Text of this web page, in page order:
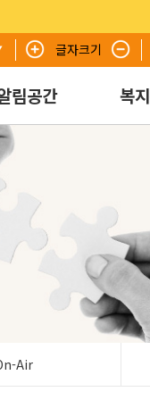
글자크기
림공간 복
Air